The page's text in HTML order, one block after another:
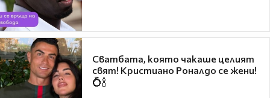
Сватбата, която чакаше целият
свят! Кристиано Роналдо се жени!
💍🍾